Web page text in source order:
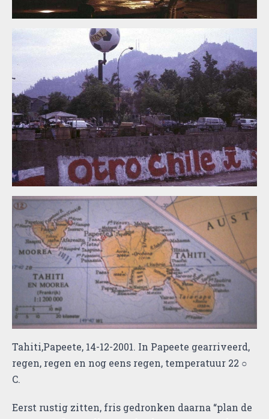
Tahiti,Papeete, 14-12-2001. In Papeete gearriveerd,
regen, regen en nog eens regen, temperatuur 22 ○
C.
Eerst rustig zitten, fris gedronken daarna “plan de